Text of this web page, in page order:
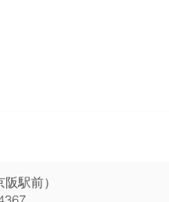
駅前）